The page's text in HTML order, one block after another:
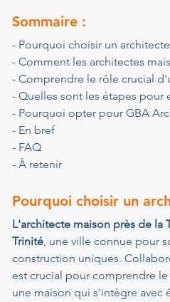
Sommaire :
- Pourquoi choisir un
- Comment les architectes
- Comprendre le rôle crucial
- Quelles sont les étapes pour
- Pourquoi opter pour GBA
- En bref
- FAQ
- À retenir
Pourquoi choisir un
L'architecte maison près de la
Trinité, une ville connue pour
construction uniques.
est crucial pour comprendre
une maison qui s'intègre avec